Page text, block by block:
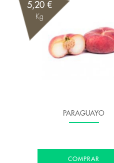
PARAGUAYO
5,20 €
Kg
COMPRAR